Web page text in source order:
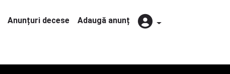
Anunțuri decese Adaugă anunț